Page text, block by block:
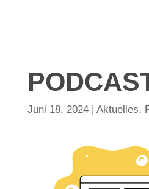
Juni 18, 2024| Aktuelles,